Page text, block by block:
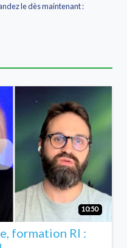
le dès maintenant :
10:50
formation RI :